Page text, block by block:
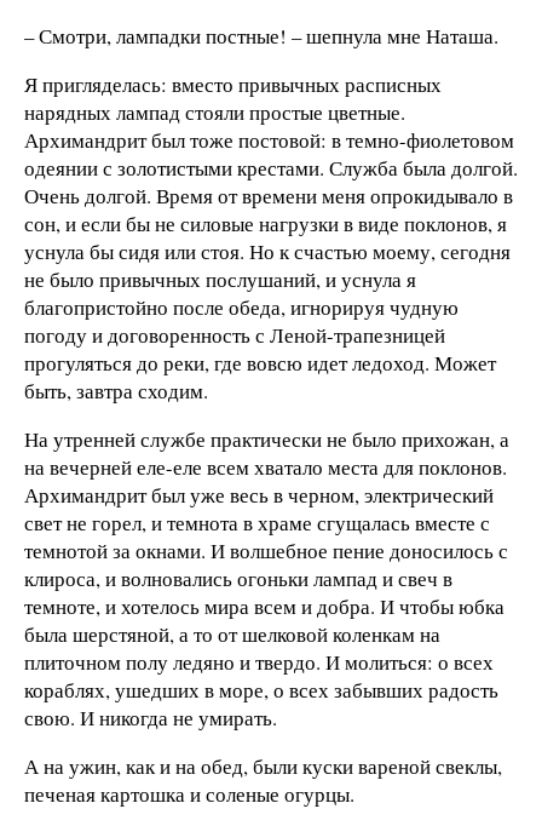
– Смотри, лампадки постные! – шепнула мне Наташа.
Я пригляделась: вместо привычных расписных
нарядных лампад стояли простые цветные.
Архимандрит был тоже постовой: в темно-фиолетовом
одеянии с золотистыми крестами. Служба была долгой.
Очень долгой. Время от времени меня опрокидывало в
сон, и если бы не силовые нагрузки в виде поклонов, я
уснула бы сидя или стоя. Но к счастью моему, сегодня
не было привычных послушаний, и уснула я
благопристойно после обеда, игнорируя чудную
погоду и договоренность с Леной-трапезницей
прогуляться до реки, где вовсю идет ледоход. Может
быть, завтра сходим.
На утренней службе практически не было прихожан, а
на вечерней еле-еле всем хватало места для поклонов.
Архимандрит был уже весь в черном, электрический
свет не горел, и темнота в храме сгущалась вместе с
темнотой за окнами. И волшебное пение доносилось с
клироса, и волновались огоньки лампад и свеч в
темноте, и хотелось мира всем и добра. И чтобы юбка
была шерстяной, а то от шелковой коленкам на
плиточном полу ледяно и твердо. И молиться: о всех
кораблях, ушедших в море, о всех забывших радость
свою. И никогда не умирать.
А на ужин, как и на обед, были куски вареной свеклы,
печеная картошка и соленые огурцы.